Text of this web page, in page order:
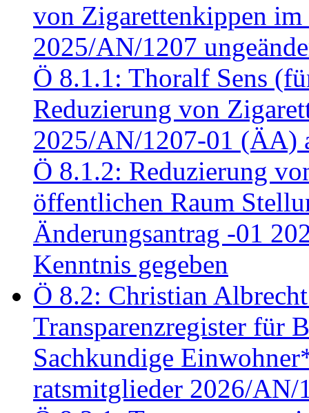
von Zigarettenkippen
2025/AN/1207
Ö 8.1.1: Thoralf Sens
Reduzierung von
2025/AN/1207-01 (ÄA)
Ö 8.1.2: Reduzierung
öffentlichen Raum
Änderungsantrag -01
Kenntnis gegeben
Ö 8.2: Christian
Transparenzregister für
Sachkundige
ratsmitglieder 2026/AN/